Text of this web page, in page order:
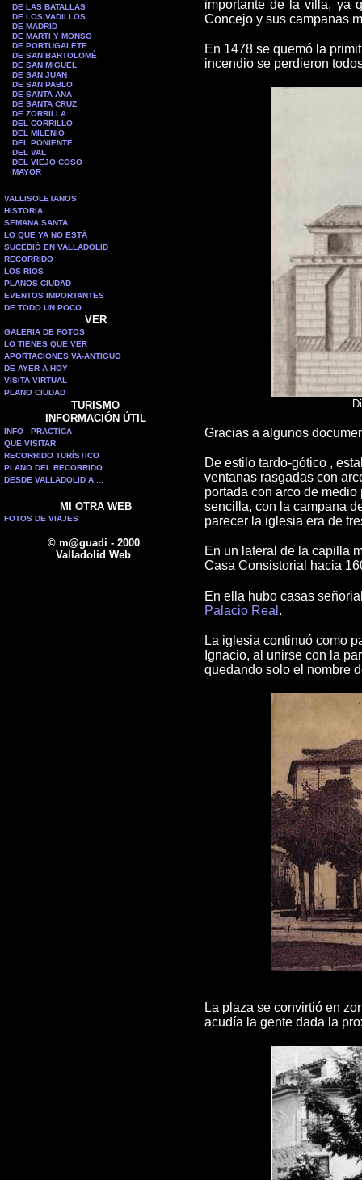
DE LAS BATALLAS
DE LOS VADILLOS
DE MADRID
DE MARTI Y MONSO
DE PORTUGALETE
DE SAN BARTOLOMÉ
DE SAN MIGUEL
DE SAN JUAN
DE SAN PABLO
DE SANTA ANA
DE SANTA CRUZ
DE ZORRILLA
DEL CORRILLO
DEL MILENIO
DEL PONIENTE
DEL VAL
DEL VIEJO COSO
MAYOR
VALLISOLETANOS
HISTORIA
SEMANA SANTA
LO QUE YA NO ESTÁ
SUCEDIÓ EN VALLADOLID
RECORRIDO
LOS RIOS
PLANOS CIUDAD
EVENTOS IMPORTANTES
DE TODO UN POCO
VER
GALERIA DE FOTOS
LO TIENES QUE VER
APORTACIONES VA-ANTIGUO
DE AYER A HOY
VISITA VIRTUAL
PLANO CIUDAD
TURISMO
INFORMACIÓN ÚTIL
INFO - PRACTICA
QUE VISITAR
RECORRIDO TURÍSTICO
PLANO DEL RECORRIDO
DESDE VALLADOLID A ...
MI OTRA WEB
FOTOS DE VIAJES
© m@guadi - 2000
Valladolid Web
importante de la villa, ya
Concejo y sus campanas
En 1478 se quemó la
incendio se perdieron
Gracias a algunos
De estilo tardo-gótico ,
ventanas rasgadas con
portada con arco de
sencilla, con la campana
parecer la iglesia era de
En un lateral de la capilla
Casa Consistorial hacia
En ella hubo casas
Palacio Real .
La iglesia continuó como
Ignacio, al unirse con la
quedando solo el nombre
La plaza se convirtió en
acudía la gente dada la